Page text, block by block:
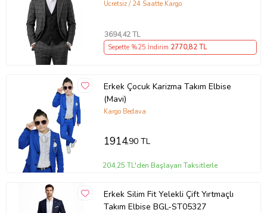
Yelekli Kare Desenli Takım 2601589
Ücretsiz / 24 Saatte Kargo
3694,42 TL
Sepette %25 İndirim 2770,82 TL
Erkek Çocuk Karizma Takım Elbise
(Mavi)
Kargo Bedava
1914,90 TL
204,25 TL'den Başlayan Taksitlerle
Erkek Silim Fit Yelekli Çift Yırtmaçlı
Takım Elbise BGL-ST05327